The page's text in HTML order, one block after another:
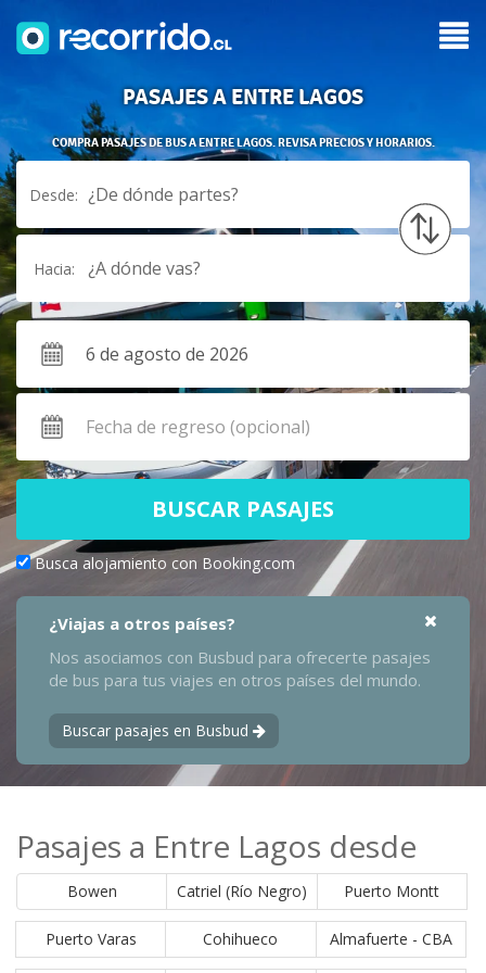
PASAJES A ENTRE LAGOS
COMPRA PASAJES DE BUS A ENTRE LAGOS. REVISA PRECIOS Y HORARIOS.
Desde: ¿De dónde partes?
Hacia: ¿A dónde vas?
BUSCAR PASAJES
Busca alojamiento con Booking.com
¿Viajas a otros países?
Nos asociamos con Busbud para ofrecerte pasajes
de bus para tus viajes en otros países del mundo.
Buscar pasajes en Busbud
Pasajes a Entre Lagos desde
Bowen Catriel (Río Negro) Puerto Montt
Puerto Varas Cohihueco Almafuerte - CBA